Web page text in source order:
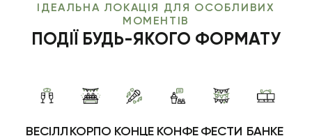
ІДЕАЛЬНА ЛОКАЦІЯ ДЛЯ ОСОБЛИВИХ
МОМЕНТІВ
ПОДІЇ БУДЬ-ЯКОГО ФОРМАТУ
ВЕСІЛЛКОРПО КОНЦЕ КОНФЕФЕСТИ БАНКЕ